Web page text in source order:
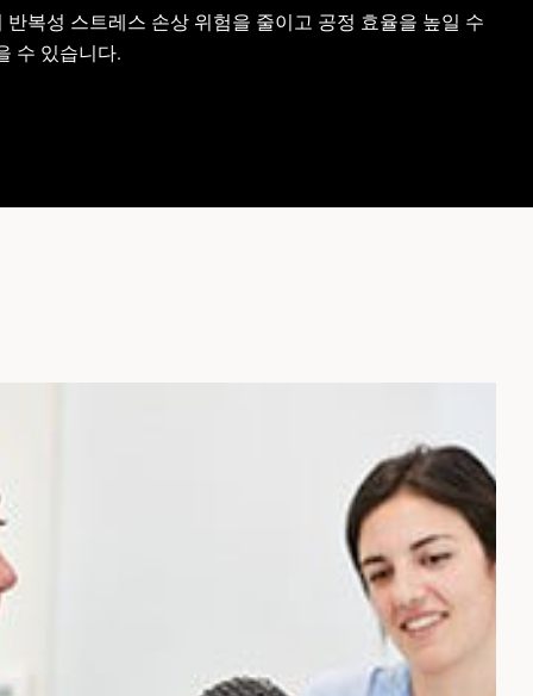
복성 스트레스 손상 위험을 줄이고 공정 효율을 높일 수
수 있습니다.